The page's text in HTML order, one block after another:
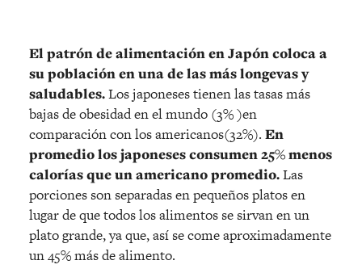
El patrón de alimentación en Japón coloca a
su población en una de las más longevas y
saludables.Los japoneses tienen las tasas más
bajas de obesidad en el mundo (3% )en
comparación con los americanos(32%). En
promedio los japoneses consumen 25% menos
calorías que un americano promedio.Las
porciones son separadas en pequeños platos en
lugar de que todos los alimentos se sirvan en un
plato grande, ya que, así se come aproximadamente
un 45% más de alimento.